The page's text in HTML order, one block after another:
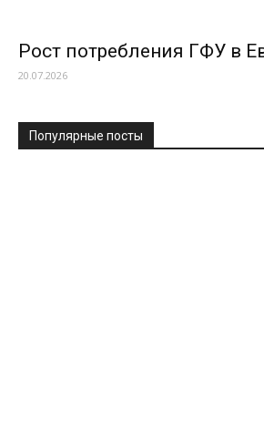
Рост потребления ГФУ в
20.07.2026
Популярные посты